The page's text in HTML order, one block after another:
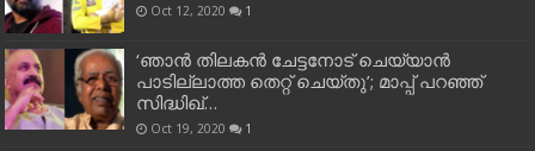
Oct 12, 2020 1
‘ഞാന്‍ തിലകന്‍ ചേട്ടനോട് ചെയ്യാന്‍
പാടില്ലാത്ത തെറ്റ് ചെയ്തു’; മാപ്പ് പറഞ്ഞ്
സിദ്ധിഖ്…
Oct 19, 2020 1